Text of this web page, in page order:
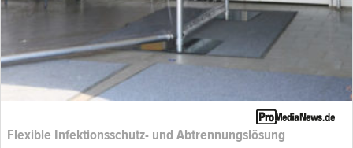
Flexible Infektionsschutz- und Abtrennungslösung